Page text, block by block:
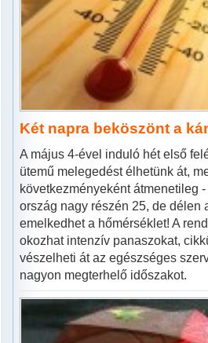
Két napra beköszönt a
A május 4-ével induló hét első
ütemű melegedést élhetünk át,
következményeként átmenetileg
ország nagy részén 25, de délen
emelkedhet a hőmérséklet! A
okozhat intenzív panaszokat,
vészelheti át az egészséges
nagyon megterhelő időszakot.